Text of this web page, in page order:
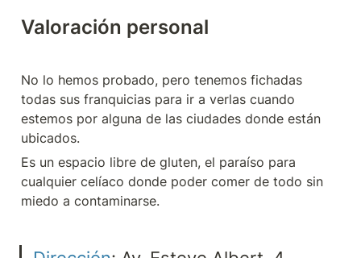
Valoración personal
No lo hemos probado, pero tenemos fichadas
todas sus franquicias para ir a verlas cuando
estemos por alguna de las ciudades donde están
ubicados.
Es un espacio libre de gluten, el paraíso para
cualquier celíaco donde poder comer de todo sin
miedo a contaminarse.